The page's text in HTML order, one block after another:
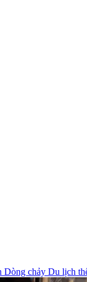
Dòng chảy Du lịch